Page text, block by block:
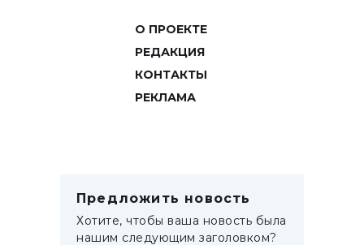
О ПРОЕКТЕ
РЕДАКЦИЯ
КОНТАКТЫ
РЕКЛАМА
Предложить новость
Хотите, чтобы ваша новость была
нашим следующим заголовком?